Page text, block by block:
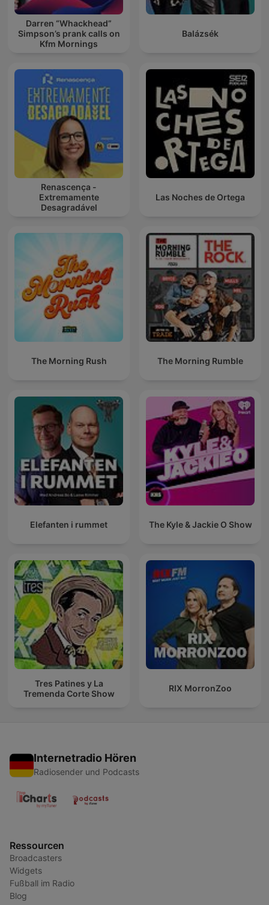
Darren “Whackhead”
Simpson’s prank calls on
Kfm Mornings
Balázsék
Renascença -
Extremamente
Desagradável
Las Noches de Ortega
The Morning Rush The Morning Rumble
Elefanten i rummet The Kyle & Jackie O Show
Tres Patines y La
Tremenda Corte Show
RIX MorronZoo
Internetradio Hören
Radiosender und Podcasts
Ressourcen
Broadcasters
Widgets
Fußball im Radio
Blog